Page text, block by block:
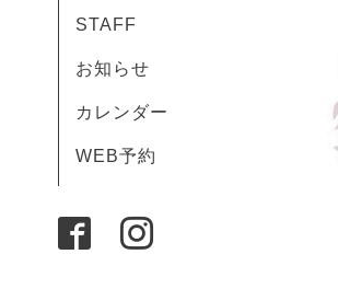
STAFF
お知らせ
カレンダー
WEB予約